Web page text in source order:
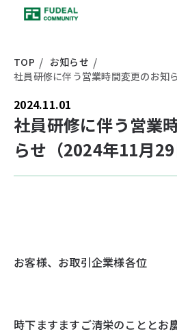
TOP
お知らせ
社員研修に伴う営業時間変更のお知
2024.11.01
社員研修に伴う営業
らせ（2024年11月29
お客様、お取引企業様各位
時下ますますご清栄のこととお